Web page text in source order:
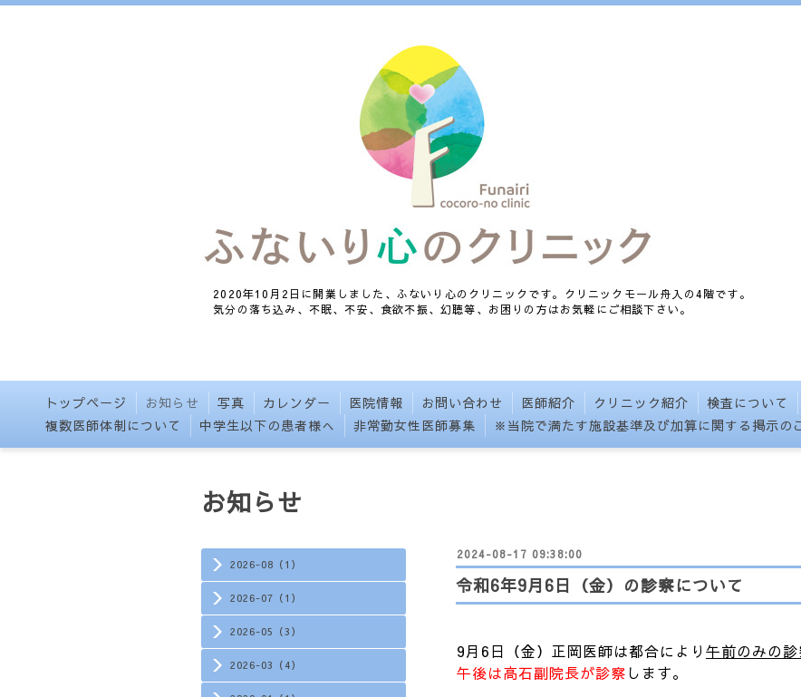
2020年10月2日に開業しました、ふないり心のクリニックです。クリニックモール舟入の4階です。
気分の落ち込み、不眠、不安、食欲不振、幻聴等、お困りの方はお気軽にご相談下さい。
トップページ お知らせ 写真 カレンダー 医院情報 お問い合わせ 医師紹介 クリニック紹介 検査について
複数医師体制について
中学生以下の患者様へ 非常勤女性医師募集 ※当院で満たす施設基準及び加算に関する掲示の
2026-08（1）
2026-07（1）
2026-05（3）
2026-03（4）
お知らせ
2024-08-17 09:38:00
令和6年9月6日（金）の診察について
9月6日（金） 正岡医師は都合により 午前のみの診
午後は高石副院長が診察します。